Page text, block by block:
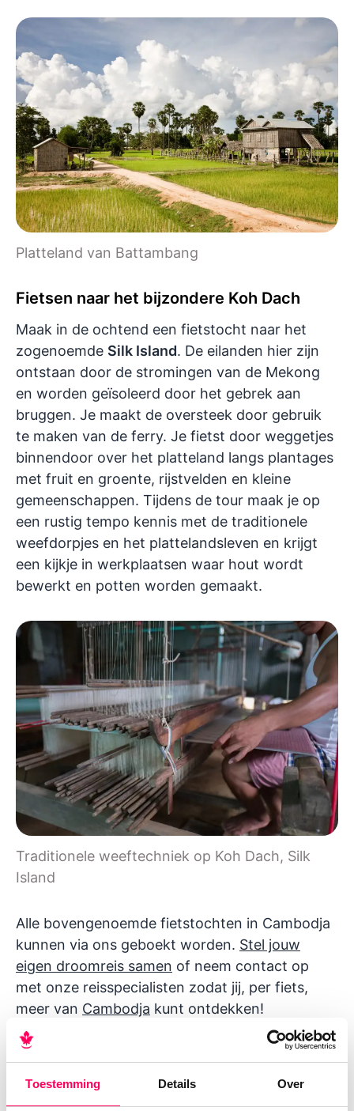
Toestemming Details Over
Platteland van Battambang
Fietsen naar het bijzondere Koh Dach
Maak in de ochtend een fietstocht naar het
zogenoemde Silk Island. De eilanden hier zijn
ontstaan door de stromingen van de Mekong
en worden geïsoleerd door het gebrek aan
bruggen. Je maakt de oversteek door gebruik
te maken van de ferry. Je fietst door weggetjes
binnendoor over het platteland langs plantages
met fruit en groente, rijstvelden en kleine
gemeenschappen. Tijdens de tour maak je op
een rustig tempo kennis met de traditionele
weefdorpjes en het plattelandsleven en krijgt
een kijkje in werkplaatsen waar hout wordt
bewerkt en potten worden gemaakt.
Traditionele weeftechniek op Koh Dach, Silk
Island
Alle bovengenoemde fietstochten in Cambodja
kunnen via ons geboekt worden. Stel jouw
eigen droomreis samen of neem contact op
met onze reisspecialisten zodat jij, per fiets,
meer van Cambodja kunt ontdekken!
Wil je meer lezen over Cambodja?
Lees hier enkele tips over Phnom Penh
. De
hoofdstad van Cambodja is een charmante